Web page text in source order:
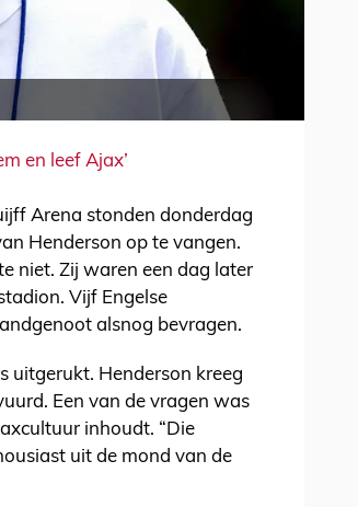
en leef Ajax’
Arena stonden donderdag
Henderson op te vangen.
niet. Zij waren een dag later
Vijf Engelse
alsnog bevragen.
uitgerukt. Henderson kreeg
Een van de vragen was
inhoudt. “Die
uit de mond van de